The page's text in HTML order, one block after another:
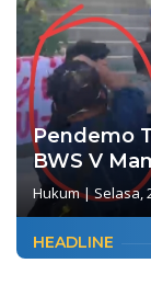
Pendemo
BWS V
Hukum|Selasa,
HEADLINE